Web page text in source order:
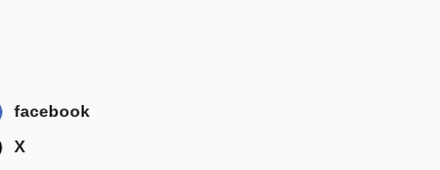
facebook
X